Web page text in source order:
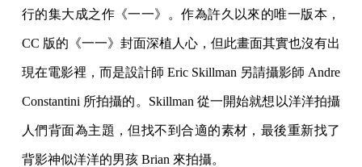
行的集大成之作《一一》。作為許久以來的唯一版本，
CC 版的《一一》封面深植人心，但此畫面其實也沒有出
現在電影裡，而是設計師 Eric Skillman 另請攝影師 Andre
Constantini 所拍攝的。Skillman 從一開始就想以洋洋拍攝
人們背面為主題，但找不到合適的素材，最後重新找了
背影神似洋洋的男孩 Brian 來拍攝。